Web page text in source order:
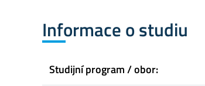
Informace o studiu
Studijní program / obor: